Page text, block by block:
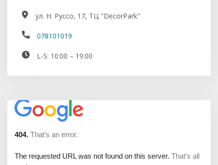
ул. Н. Руссо, 17, ТЦ "DecorPark"
078101019
L-S: 10:00 – 19:00